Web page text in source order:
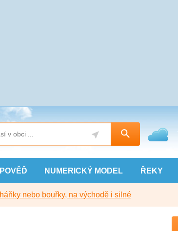
NUMERICKÝ MODEL ŘEKY
nebo bouřky, na východě i silné